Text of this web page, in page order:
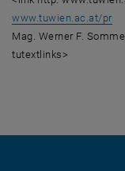
www.tuwien.ac.at/pr
Mag. Werner F.
tutextlinks>